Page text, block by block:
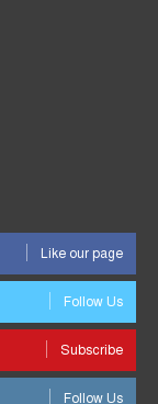
Like our page
Follow Us
Subscribe
Follow Us